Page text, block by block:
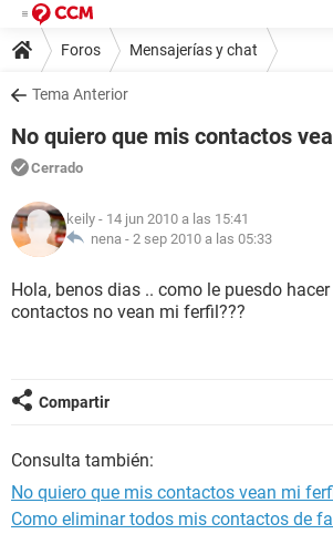
Foros Mensajerías y chat
Tema Anterior
No quiero que mis contactos
Cerrado
keily - 14 jun 2010 a las 15:41
nena - 2 sep 2010 a las 05:33
Hola, benos dias .. como le puesdo
contactos no vean mi ferfil???
Compartir
Consulta también:
No quiero que mis contactos vean mi
Como eliminar todos mis contactos de